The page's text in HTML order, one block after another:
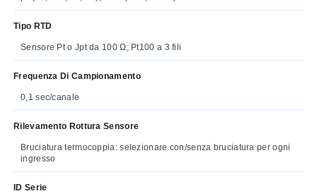
Tipo RTD
Sensore Pt o Jpt da 100 Ω; Pt100 a 3 fili
Frequenza Di Campionamento
0,1 sec/canale
Rilevamento Rottura Sensore
Bruciatura termocoppia: selezionare con/senza bruciatura per ogni
ingresso
ID Serie